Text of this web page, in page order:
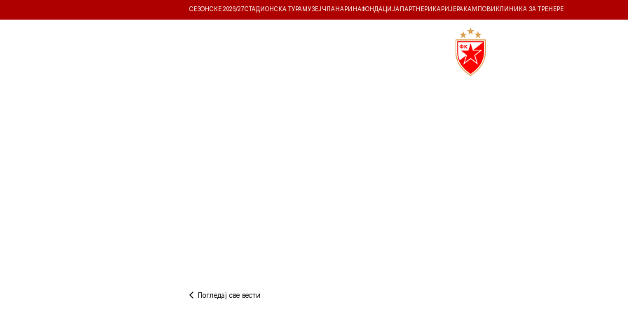
СЕЗОНСКЕ 2026/27СТАДИОНСКА ТУРА МУЗЕЈ ЧЛАНАРИНАФОНДАЦИЈА ПАРТНЕРИ КАРИЈЕРА КАМПОВИ КЛИНИКА ЗА ТРЕНЕРЕ
Погледај све вести